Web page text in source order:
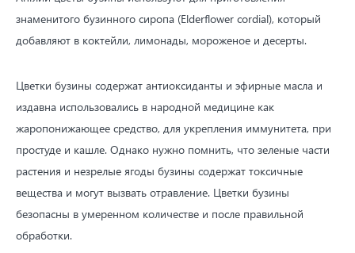
знаменитого бузинного сиропа (Elderflower cordial), который
добавляют в коктейли, лимонады, мороженое и десерты.
Цветки бузины содержат антиоксиданты и эфирные масла и
издавна использовались в народной медицине как
жаропонижающее средство, для укрепления иммунитета, при
простуде и кашле. Однако нужно помнить, что зеленые части
растения и незрелые ягоды бузины содержат токсичные
вещества и могут вызвать отравление. Цветки бузины
безопасны в умеренном количестве и после правильной
обработки.